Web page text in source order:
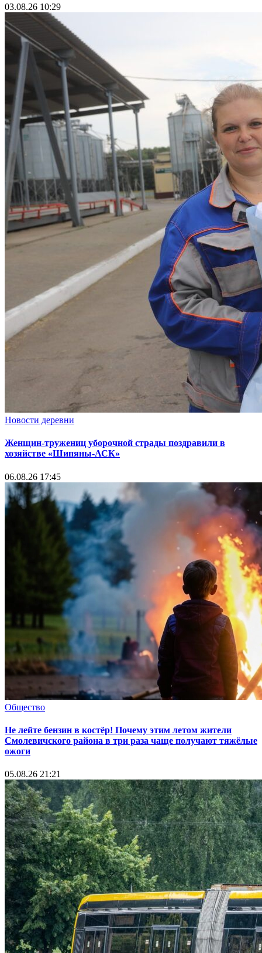
03.08.26 10:29
Новости деревни
Женщин-тружениц уборочной страды поздравили в
хозяйстве «Шипяны-АСК»
06.08.26 17:45
Общество
Не лейте бензин в костёр! Почему этим летом жители
Смолевичского района в три раза чаще получают тяжёлые
ожоги
05.08.26 21:21